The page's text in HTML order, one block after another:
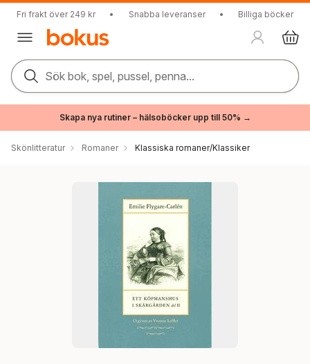
Fri frakt över 249 kr • Snabba leveranser • Billiga böcker
Sök bok, spel, pussel, penna...
Skapa nya rutiner – hälsoböcker upp till 50% →
Skönlitteratur Romaner Klassiska romaner/Klassiker